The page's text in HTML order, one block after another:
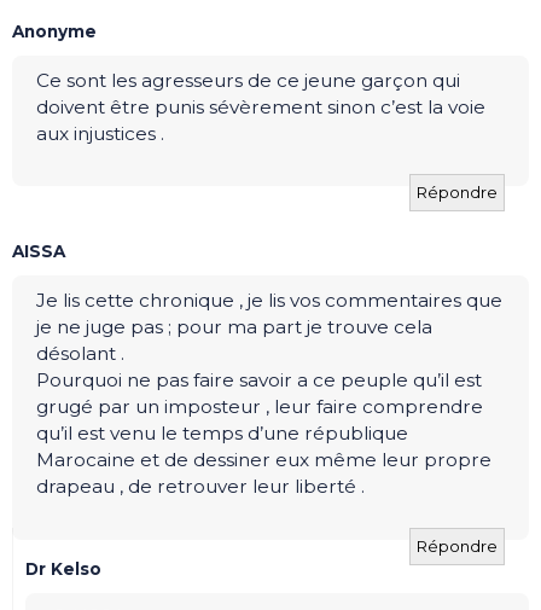
Anonyme
Ce sont les agresseurs de ce jeune garçon qui
doivent être punis sévèrement sinon c’est la voie
aux injustices .
Répondre
AISSA
Je lis cette chronique , je lis vos commentaires que
je ne juge pas ; pour ma part je trouve cela
désolant .
Pourquoi ne pas faire savoir a ce peuple qu’il est
grugé par un imposteur , leur faire comprendre
qu’il est venu le temps d’une république
Marocaine et de dessiner eux même leur propre
drapeau , de retrouver leur liberté .
Répondre
Dr Kelso